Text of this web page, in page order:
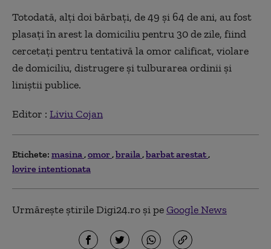
Totodată, alţi doi bărbaţi, de 49 şi 64 de ani, au fost
plasaţi în arest la domiciliu pentru 30 de zile, fiind
cercetaţi pentru tentativă la omor calificat, violare
de domiciliu, distrugere şi tulburarea ordinii şi
liniştii publice.
Editor : Liviu Cojan
Etichete: masina omor braila barbat arestat
lovire intentionata
Urmărește știrile Digi24.ro și peGoogle News